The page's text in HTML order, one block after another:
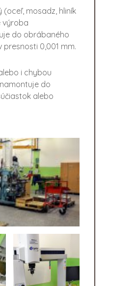
mosadz, hliník
výroba
do obrábaného
0,001 mm.
i chybou
do
alebo